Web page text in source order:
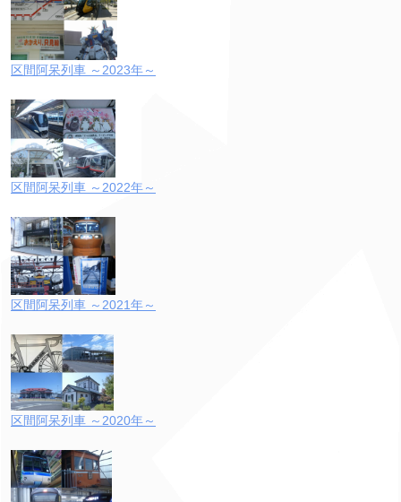
区間阿呆列車 ～2023年～
区間阿呆列車 ～2022年～
区間阿呆列車 ～2021年～
区間阿呆列車 ～2020年～